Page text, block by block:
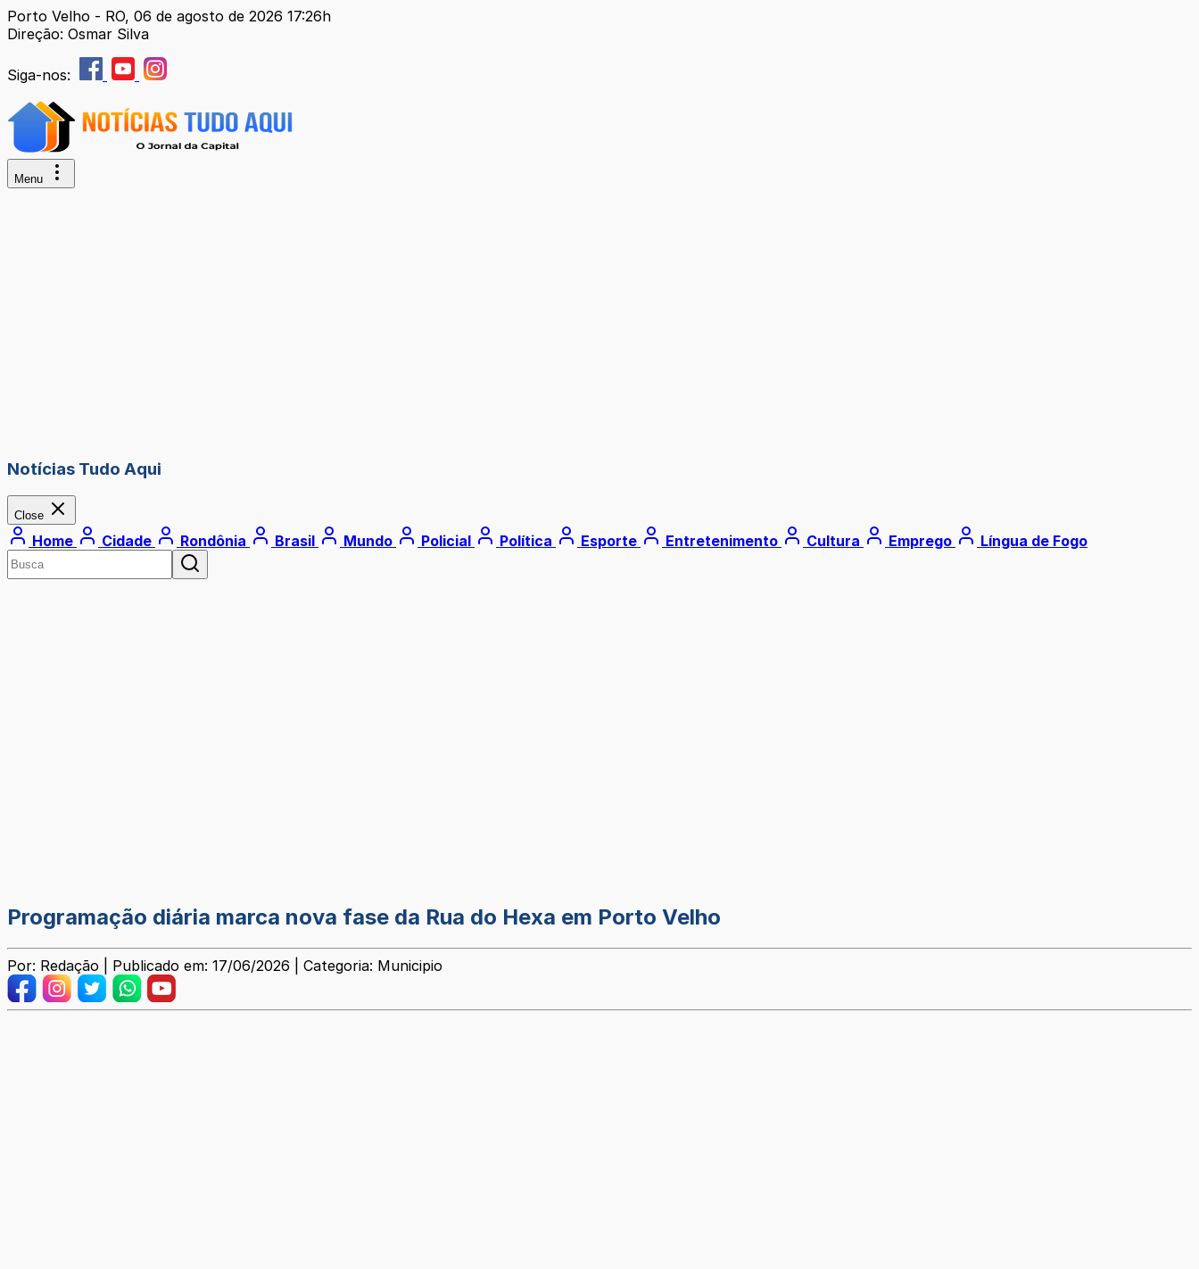
Porto Velho - RO, 06 de agosto de 2026 17:26h
Direção: Osmar Silva
Siga-nos:
Menu
Notícias Tudo Aqui
Close
Home Cidade Rondônia Brasil Mundo Policial Política Esporte Entretenimento Cultura Emprego Língua de Fogo
Programação diária marca nova fase da Rua do Hexa em Porto Velho
Por: Redação | Publicado em: 17/06/2026 | Categoria: Municipio